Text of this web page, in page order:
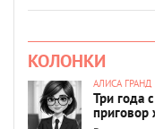
КОЛОНКИ
АЛИСА ГРАНД
Три года
приговор